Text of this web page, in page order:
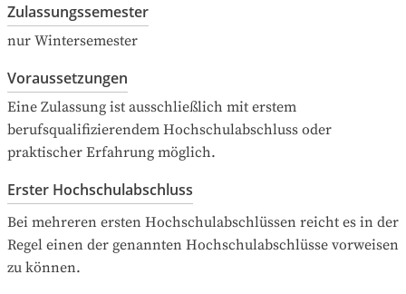
Zulassungssemester
nur Wintersemester
Voraussetzungen
Eine Zulassung ist ausschließlich mit erstem
berufsqualifizierendem Hochschulabschluss oder
praktischer Erfahrung möglich.
Erster Hochschulabschluss
Bei mehreren ersten Hochschulabschlüssen reicht es in der
Regel einen der genannten Hochschulabschlüsse vorweisen
zu können.